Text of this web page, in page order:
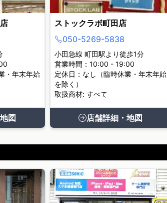
・年末年始
図
ストックラボ町田店
050-5269-5838
小田急線 町田駅より徒歩1分
営業時間：10:00 - 19:00
定休日：なし（臨時休業・年末年始
を除く）
取扱商材: すべて
店舗詳細・地図